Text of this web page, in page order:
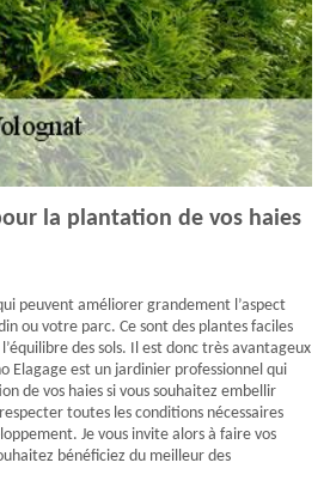
la plantation de vos haies
peuvent améliorer grandement l’aspect
ou votre parc. Ce sont des plantes faciles
des sols. Il est donc très avantageux
Elagage est un jardinier professionnel qui
de vos haies si vous souhaitez embellir
toutes les conditions nécessaires
Je vous invite alors à faire vos
bénéficiez du meilleur des